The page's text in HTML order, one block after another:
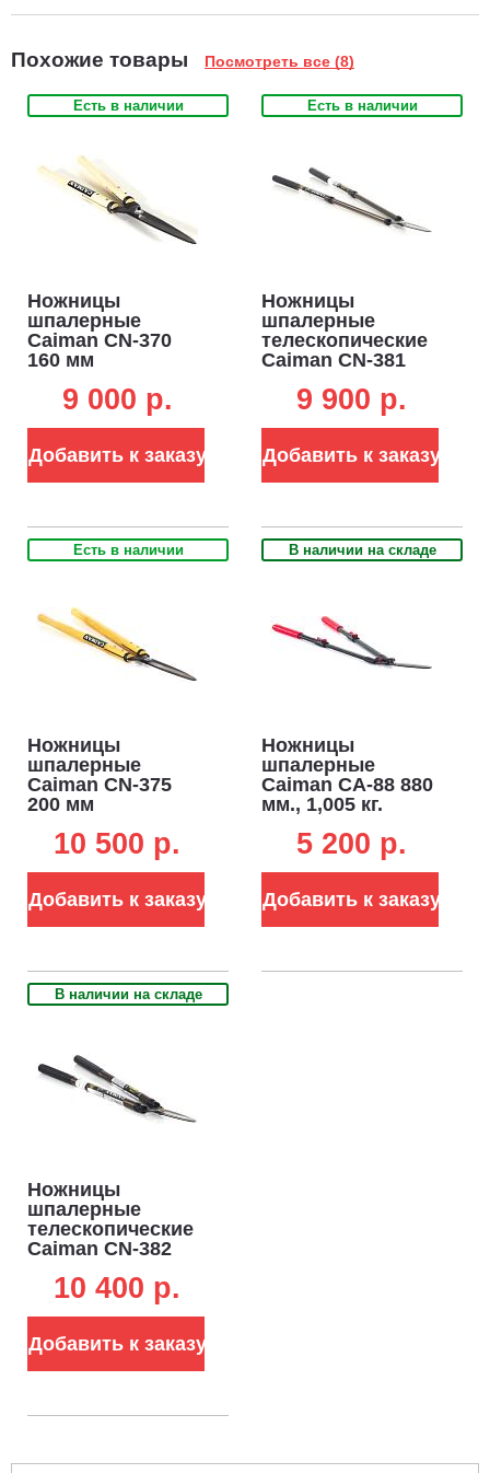
Похожие товары Посмотреть все (8)
Есть в наличии
Ножницы
шпалерные
Caiman CN-370
160 мм
9 000 p.
Добавить к заказу
Есть в наличии
Ножницы
шпалерные
телескопические
Caiman CN-381
9 900 p.
Добавить к заказу
Есть в наличии
Ножницы
шпалерные
Caiman CN-375
200 мм
10 500 p.
Добавить к заказу
В наличии на складе
Ножницы
шпалерные
Caiman CA-88 880
мм., 1,005 кг.
5 200 p.
Добавить к заказу
В наличии на складе
Ножницы
шпалерные
телескопические
Caiman CN-382
10 400 p.
Добавить к заказу